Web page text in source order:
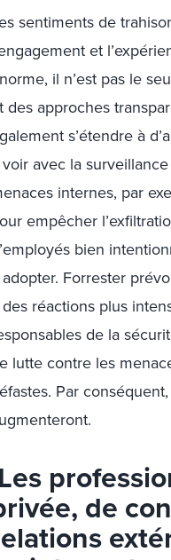
sentiments de
et
il n’est pas le
des approches
s’étendre à
voir avec la
internes, par
empêcher
bien
adopter. Forrester
des réactions plus
de la
lutte contre les
Par
Les
de